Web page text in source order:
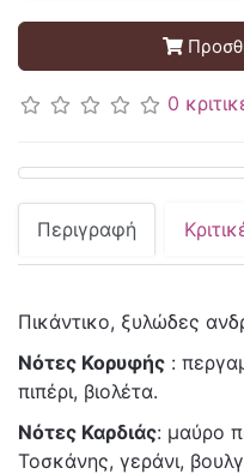
0
Περιγραφή
Πικάντικο, ξυλώδες
Νότες Κορυφής :
πιπέρι, βιολέτα.
Νότες Καρδιάς: μαύρο
Τοσκάνης, γεράνι,